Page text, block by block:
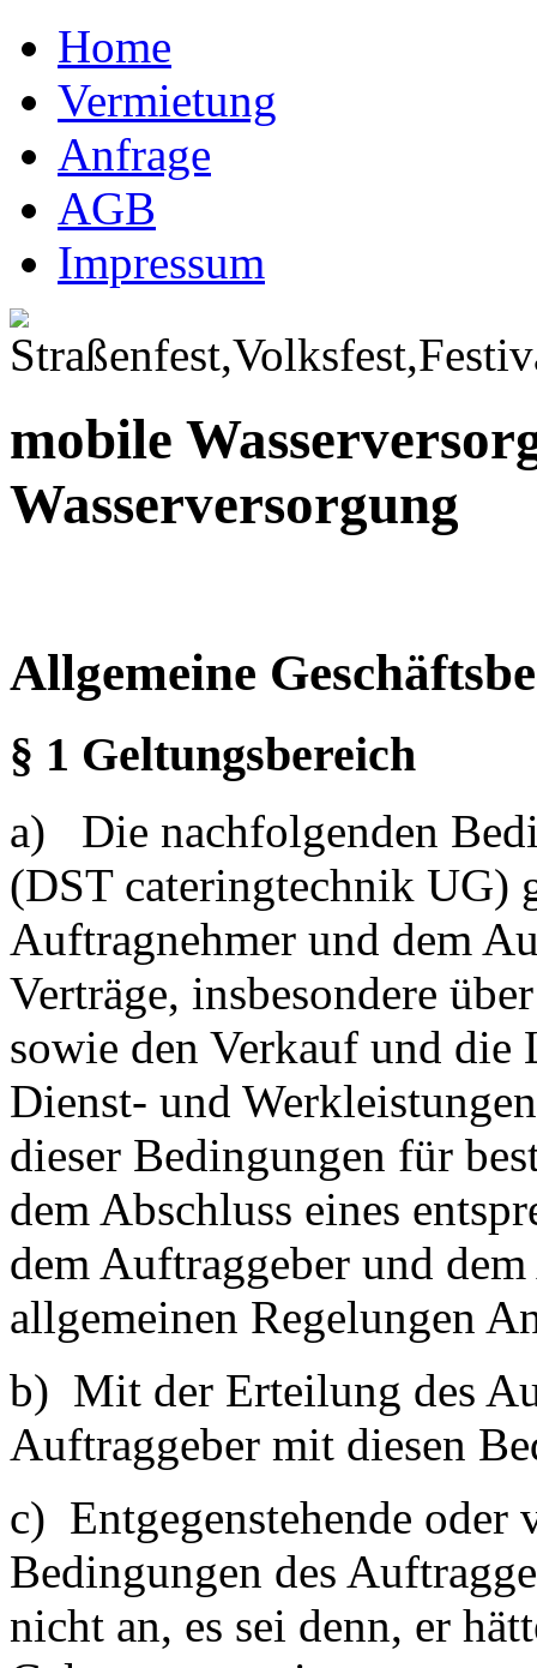
Home
Vermietung
Anfrage
AGB
Impressum
mobile
Wasserversorgung
Allgemeine
§ 1 Geltungsbereich
a) Die nachfolgenden
(DST cateringtechnik UG)
Auftragnehmer und dem
Verträge, insbesondere
sowie den Verkauf und
Dienst- und
dieser Bedingungen für
dem Abschluss eines
dem Auftraggeber und
allgemeinen Regelungen
b) Mit der Erteilung des
Auftraggeber mit diesen
c) Entgegenstehende oder
Bedingungen des
nicht an, es sei denn, er